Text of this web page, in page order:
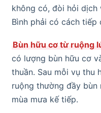
không có, đòi hỏi dịch
Bình phải có cách tiếp
Bùn hữu cơ từ ruộng
có lượng bùn hữu cơ
thuần. Sau mỗi vụ thu
ruộng thường đầy
mùa mưa kế tiếp.